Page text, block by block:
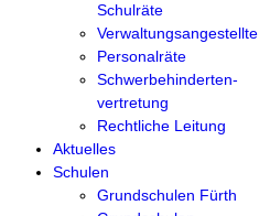
Schulräte
Verwaltungsangestellte
Personalräte
Schwerbehinderten-
vertretung
Rechtliche Leitung
Aktuelles
Schulen
Grundschulen Fürth